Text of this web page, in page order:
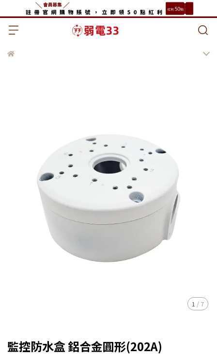
1 / 7
監控防水盒 鋁合金圓形(202A)